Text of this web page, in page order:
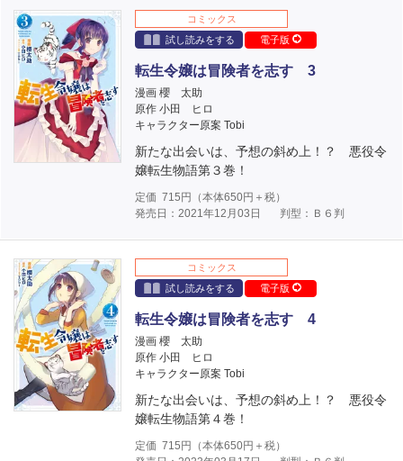
コミックス
試し読みをする
電子版
転生令嬢は冒険者を志す 3
漫画 櫻 太助
原作 小田 ヒロ
キャラクター原案 Tobi
新たな出会いは、予想の斜め上！？ 悪役令
嬢転生物語第３巻！
定価 715 円（本体650円＋税）
発売日：2021年12月03日
判型：Ｂ６判
コミックス
試し読みをする
電子版
転生令嬢は冒険者を志す 4
漫画 櫻 太助
原作 小田 ヒロ
キャラクター原案 Tobi
新たな出会いは、予想の斜め上！？ 悪役令
嬢転生物語第４巻！
定価 715 円（本体650円＋税）